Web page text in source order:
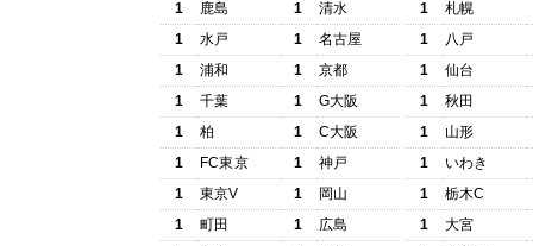
1 鹿島 1
清水
1
水戸 1
名古屋
1
浦和 1
京都
1
千葉 1
G大阪
1
柏 1
C大阪
1
FC東京 1
神戸
1
東京V 1
岡山
1
町田 1
広島
1
札幌
1
八戸
1
仙台
1
秋田
1
山形
1
いわき
1
栃木C
1
大宮